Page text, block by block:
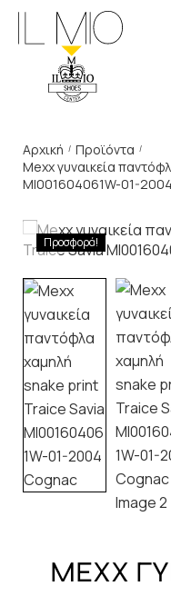
Αρχική / Προϊόντα /
Mexx γυναικεία
MI001604061W-01-
Προσφορά!
MEXX